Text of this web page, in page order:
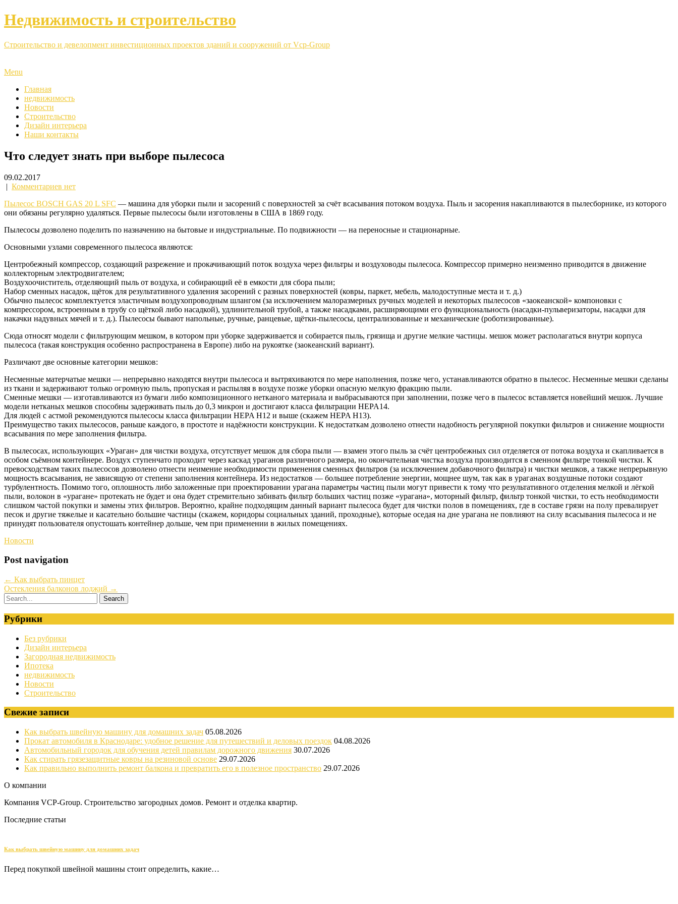
Недвижимость и строительство
Строительство и девелопмент инвестиционных проектов зданий и сооружений от Vcp-Group
Menu
Главная
недвижимость
Новости
Строительство
Дизайн интерьера
Наши контакты
Что следует знать при выборе пылесоса
09.02.2017
| Комментариев нет
Пылесос BOSCH GAS 20 L SFC — машина для уборки пыли и засорений с поверхностей за счёт всасывания потоком воздуха. Пыль и засорения накапливаются в пылесборнике, из которого
они обязаны регулярно удаляться. Первые пылесосы были изготовлены в США в 1869 году.
Пылесосы дозволено поделить по назначению на бытовые и индустриальные. По подвижности — на переносные и стационарные.
Основными узлами современного пылесоса являются:
Центробежный компрессор, создающий разрежение и прокачивающий поток воздуха через фильтры и воздуховоды пылесоса. Компрессор примерно неизменно приводится в движение
коллекторным электродвигателем;
Воздухоочиститель, отделяющий пыль от воздуха, и собирающий её в емкости для сбора пыли;
Набор сменных насадок, щёток для результативного удаления засорений с разных поверхностей (ковры, паркет, мебель, малодоступные места и т. д.)
Обычно пылесос комплектуется эластичным воздухопроводным шлангом (за исключением малоразмерных ручных моделей и некоторых пылесосов «заокеанской» компоновки с
компрессором, встроенным в трубу со щёткой либо насадкой), удлинительной трубой, а также насадками, расширяющими его функциональность (насадки-пульверизаторы, насадки для
накачки надувных мячей и т. д.). Пылесосы бывают напольные, ручные, ранцевые, щётки-пылесосы, централизованные и механические (роботизированные).
Сюда относят модели с фильтрующим мешком, в котором при уборке задерживается и собирается пыль, грязища и другие мелкие частицы. мешок может располагаться внутри корпуса
пылесоса (такая конструкция особенно распространена в Европе) либо на рукоятке (заокеанский вариант).
Различают две основные категории мешков:
Несменные матерчатые мешки — непрерывно находятся внутри пылесоса и вытряхиваются по мере наполнения, позже чего, устанавливаются обратно в пылесос. Несменные мешки сделаны
из ткани и задерживают только огромную пыль, пропуская и распыляя в воздухе позже уборки опасную мелкую фракцию пыли.
Сменные мешки — изготавливаются из бумаги либо композиционного нетканого материала и выбрасываются при заполнении, позже чего в пылесос вставляется новейший мешок. Лучшие
модели нетканых мешков способны задерживать пыль до 0,3 микрон и достигают класса фильтрации HEPA14.
Для людей с астмой рекомендуются пылесосы класса фильтрации HEPA H12 и выше (скажем HEPA H13).
Преимущество таких пылесосов, раньше каждого, в простоте и надёжности конструкции. К недостаткам дозволено отнести надобность регулярной покупки фильтров и снижение мощности
всасывания по мере заполнения фильтра.
В пылесосах, использующих «Ураган» для чистки воздуха, отсутствует мешок для сбора пыли — взамен этого пыль за счёт центробежных сил отделяется от потока воздуха и скапливается в
особом съёмном контейнере. Воздух ступенчато проходит через каскад ураганов различного размера, но окончательная чистка воздуха производится в сменном фильтре тонкой чистки. К
превосходствам таких пылесосов дозволено отнести неимение необходимости применения сменных фильтров (за исключением добавочного фильтра) и чистки мешков, а также непрерывную
мощность всасывания, не зависящую от степени заполнения контейнера. Из недостатков — большее потребление энергии, мощнее шум, так как в ураганах воздушные потоки создают
турбулентность. Помимо того, оплошность либо заложенные при проектировании урагана параметры частиц пыли могут привести к тому что результативного отделения мелкой и лёгкой
пыли, волокон в «урагане» протекать не будет и она будет стремительно забивать фильтр больших частиц позже «урагана», моторный фильтр, фильтр тонкой чистки, то есть необходимости
слишком частой покупки и замены этих фильтров. Вероятно, крайне подходящим данный вариант пылесоса будет для чистки полов в помещениях, где в составе грязи на полу превалирует
песок и другие тяжелые и касательно большие частицы (скажем, коридоры социальных зданий, проходные), которые оседая на дне урагана не повлияют на силу всасывания пылесоса и не
принудят пользователя опустошать контейнер дольше, чем при применении в жилых помещениях.
Новости
Post navigation
← Как выбрать пинцет
Остекления балконов лоджий →
Рубрики
Без рубрики
Дизайн интерьера
Загородная недвижимость
Ипотека
недвижимость
Новости
Строительство
Свежие записи
Как выбрать швейную машину для домашних задач 05.08.2026
Прокат автомобиля в Краснодаре: удобное решение для путешествий и деловых поездок 04.08.2026
Автомобильный городок для обучения детей правилам дорожного движения 30.07.2026
Как стирать грязезащитные ковры на резиновой основе 29.07.2026
Как правильно выполнить ремонт балкона и превратить его в полезное пространство 29.07.2026
О компании
Компания VCP-Group. Строительство загородных домов. Ремонт и отделка квартир.
Последние статьи
Как выбрать швейную машину для домашних задач
Перед покупкой швейной машины стоит определить, какие…